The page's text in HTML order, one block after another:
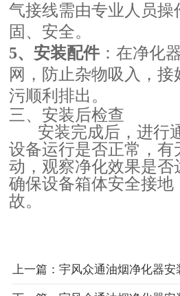
气接线需由专业人员操
固、安全。
5、安装配件：在净化
网，防止杂物吸入，接
污顺利排出。
三、安装后检查
安装完成后，进行
设备运行是否正常，有
动，观察净化效果是否
确保设备箱体安全接地
故。
上一篇：宇风众通油烟净化器安